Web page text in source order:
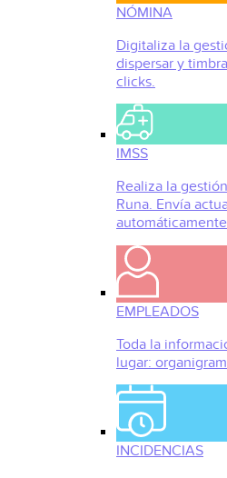
NÓMINA
Digitaliza la
dispersar y
clicks.
IMSS
Realiza la
Runa. Envía
EMPLEADOS
Toda la
lugar:
INCIDENCIAS